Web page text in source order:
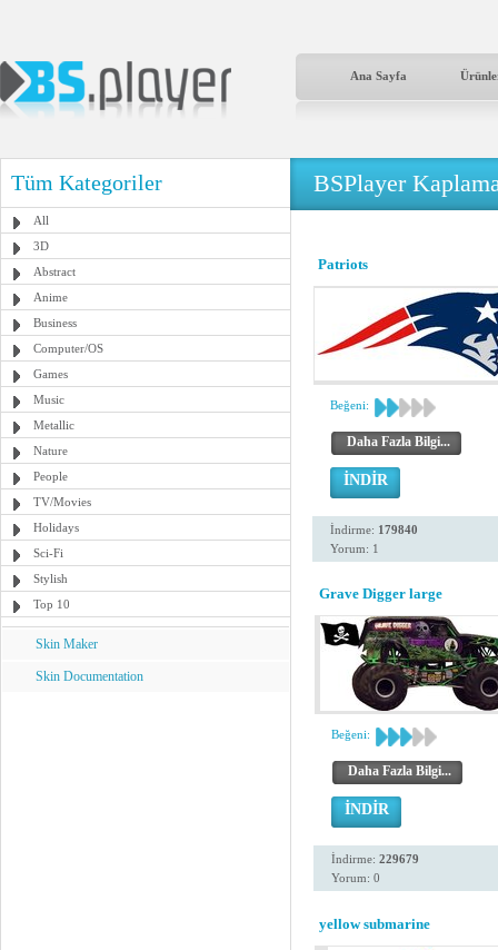
Ana Sayfa
Tüm Kategoriler
All
3D
Abstract
Anime
Business
Computer/OS
Games
Music
Metallic
Nature
People
TV/Movies
Holidays
Sci-Fi
Stylish
Top 10
Skin Maker
Skin Documentation
BSPlayer
Patriots
Beğeni:
Daha Fazla Bilgi...
İNDİR
İndirme: 179840
Yorum: 1
Grave Digger large
Beğeni:
Daha Fazla Bilgi...
İNDİR
İndirme: 229679
Yorum: 0
yellow submarine